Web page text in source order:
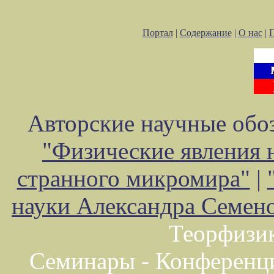
Портал| Содержание| О нас|
Авторские научные
"Физические явления
странного микромира" |
науки Александра
Семинары -